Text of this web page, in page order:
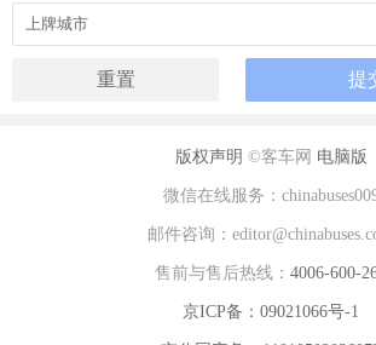
版权声明 ©客车网 电脑版
微信在线服务：
邮件咨询：
售前与售后热线： 4006-600-
京ICP备：09021066号-1